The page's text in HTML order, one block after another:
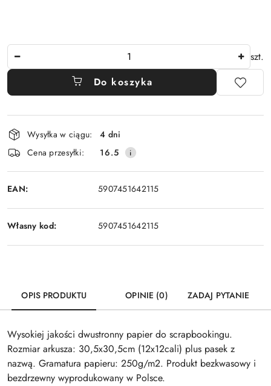
szt.
Do koszyka
Dostępność
i
dostawa
Wysyłka w ciągu:
4 dni
Cena przesyłki:
16.5
EAN: 5907451642115
Własny kod: 5907451642115
OPIS PRODUKTU OPINIE (0) ZADAJ PYTANIE
Wysokiej jakości dwustronny papier do scrapbookingu.
Rozmiar arkusza: 30,5x30,5cm (12x12cali) plus pasek z
nazwą. Gramatura papieru: 250g/m2. Produkt bezkwasowy i
bezdrzewny wyprodukowany w Polsce.